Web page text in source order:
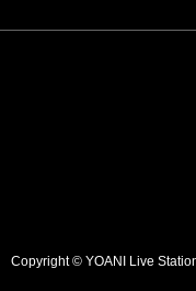
Copyright © YOANI Live